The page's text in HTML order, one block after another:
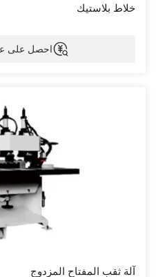
خلاط بلاستيك
احصل على
آلة ثقب المفتاح المزدوج